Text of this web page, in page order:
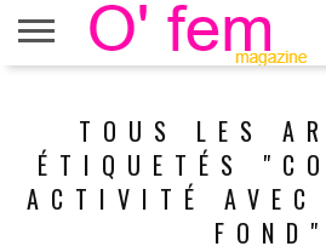
ÉTOILES
MENUS
TOUS LES
ÉTIQUETÉS
ACTIVITÉ
FOND"